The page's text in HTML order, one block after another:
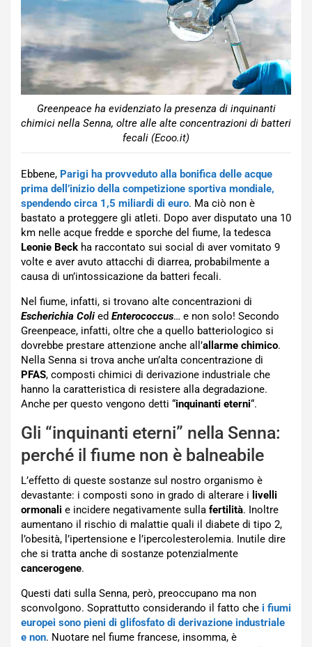
Greenpeace ha evidenziato la presenza di inquinanti
chimici nella Senna, oltre alle alte concentrazioni di batteri
fecali (Ecoo.it)
Ebbene, Parigi ha provveduto alla bonifica delle acque
prima dell’inizio della competizione sportiva mondiale,
spendendo circa 1,5 miliardi di euro. Ma ciò non è
bastato a proteggere gli atleti. Dopo aver disputato una 10
km nelle acque fredde e sporche del fiume, la tedesca
Leonie Beck ha raccontato sui social di aver vomitato 9
volte e aver avuto attacchi di diarrea, probabilmente a
causa di un’intossicazione da batteri fecali.
Nel fiume, infatti, si trovano alte concentrazioni di
Escherichia Coli ed Enterococcus… e non solo! Secondo
Greenpeace, infatti, oltre che a quello batteriologico si
dovrebbe prestare attenzione anche all’allarme chimico.
Nella Senna si trova anche un’alta concentrazione di
PFAS, composti chimici di derivazione industriale che
hanno la caratteristica di resistere alla degradazione.
Anche per questo vengono detti “inquinanti eterni“.
Gli “inquinanti eterni” nella Senna:
perché il fiume non è balneabile
L’effetto di queste sostanze sul nostro organismo è
devastante: i composti sono in grado di alterare i livelli
ormonali e incidere negativamente sulla fertilità. Inoltre
aumentano il rischio di malattie quali il diabete di tipo 2,
l’obesità, l’ipertensione e l’ipercolesterolemia. Inutile dire
che si tratta anche di sostanze potenzialmente
cancerogene.
Questi dati sulla Senna, però, preoccupano ma non
sconvolgono. Soprattutto considerando il fatto che i fiumi
europei sono pieni di glifosfato di derivazione industriale
e non. Nuotare nel fiume francese, insomma, è